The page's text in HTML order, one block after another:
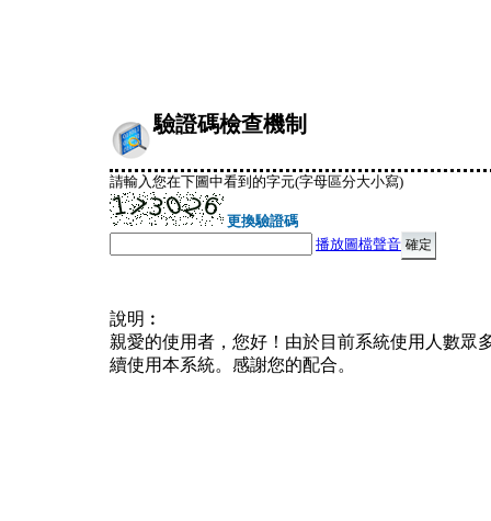
驗證碼檢查機制
請輸入您在下圖中看到的字元(字母區分大小寫)
更換驗證碼
播放圖檔聲音
說明︰
親愛的使用者，您好！由於目前系統使用人數眾
續使用本系統。感謝您的配合。